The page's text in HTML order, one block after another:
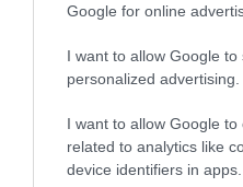
Google for online
I want to allow Google to
personalized advertising.
I want to allow Google to
related to analytics like
device identifiers in apps.